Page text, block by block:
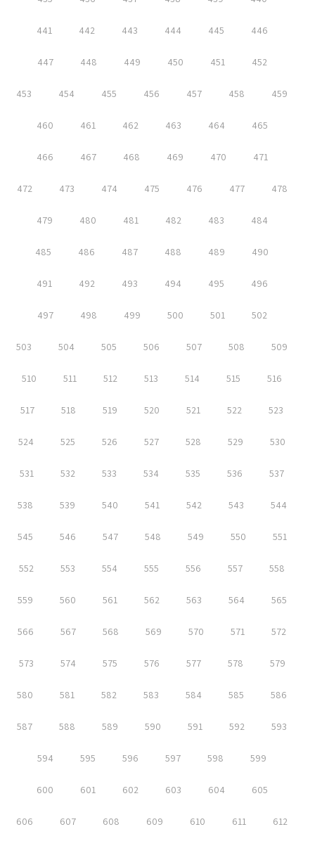
441 442 443 444 445 446
447 448 449 450 451 452
453 454 455 456 457 458 459
460 461 462 463 464 465
466 467 468 469 470 471
472 473 474 475 476 477 478
479 480 481 482 483 484
485 486 487 488 489 490
491 492 493 494 495 496
497 498 499 500 501 502
503 504 505 506 507 508 509
510 511 512 513 514 515 516
517 518 519 520 521 522 523
524 525 526 527 528 529 530
531 532 533 534 535 536 537
538 539 540 541 542 543 544
545 546 547 548 549 550 551
552 553 554 555 556 557 558
559 560 561 562 563 564 565
566 567 568 569 570 571 572
573 574 575 576 577 578 579
580 581 582 583 584 585 586
587 588 589 590 591 592 593
594 595 596 597 598 599
600 601 602 603 604 605
606 607 608 609 610 611 612